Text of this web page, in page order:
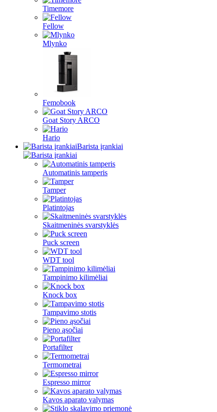
Timemore
Fellow
Mlynko
Femobook
Goat Story ARCO
Hario
Barista įrankiai
Automatinis tamperis
Tamper
Platintojas
Skaitmeninės svarstyklės
Puck screen
WDT tool
Tampinimo kilimėliai
Knock box
Tampavimo stotis
Pieno ąsočiai
Portafilter
Termometrai
Espresso mirror
Kavos aparato valymas